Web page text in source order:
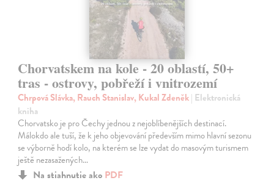
Chorvatskem na kole - 20 oblastí, 50+
tras - ostrovy, pobřeží i vnitrozemí
Chrpová Slávka, Rauch Stanislav, Kukal Zdeněk| Elektronická
kniha
Chorvatsko je pro Čechy jednou z nejoblíbenějších destinací.
Málokdo ale tuší, že k jeho objevování především mimo hlavní sezonu
se výborně hodí kolo, na kterém se lze vydat do masovým turismem
ještě nezasažených…
Na stiahnutie ako PDF